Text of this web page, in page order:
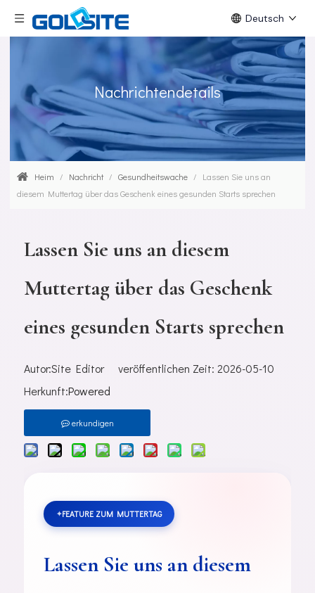
Deutsch
Nachrichtendetails
Heim / Nachricht / Gesundheitswache /
Lassen Sie uns an
diesem Muttertag über das Geschenk eines gesunden Starts sprechen
Lassen Sie uns an diesem
Muttertag über das Geschenk
eines gesunden Starts sprechen
Autor:Site Editor veröffentlichen Zeit: 2026-05-10
Herkunft:Powered
erkundigen
FEATURE ZUM MUTTERTAG
Lassen Sie uns an diesem